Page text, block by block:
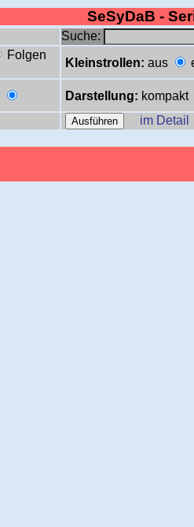
SeSyDaB -
Suche:
Folgen
Kleinstrollen: aus
Darstellung: kompakt
im Detail